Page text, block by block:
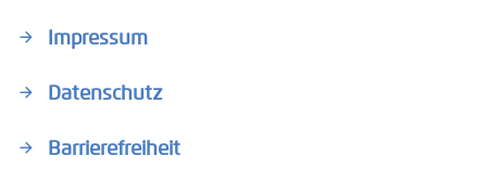
Impressum
Datenschutz
Barrierefreiheit